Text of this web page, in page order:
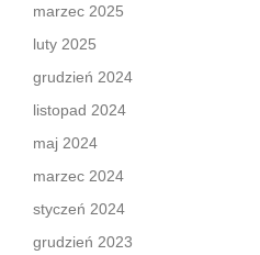
marzec 2025
luty 2025
grudzień 2024
listopad 2024
maj 2024
marzec 2024
styczeń 2024
grudzień 2023